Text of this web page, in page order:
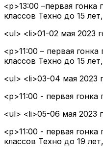
<p>13:00 –первая гонка
классов Техно до 15
<ul> <li>01-02 мая 2023
<p>11:00 – первая
классов Техно до 15
<ul> <li>03-04 мая 2023
<p>11:00 - первая гонка
<ul> <li>05-06 мая 2023
<p>11:00 - первая
классов Техно до 19